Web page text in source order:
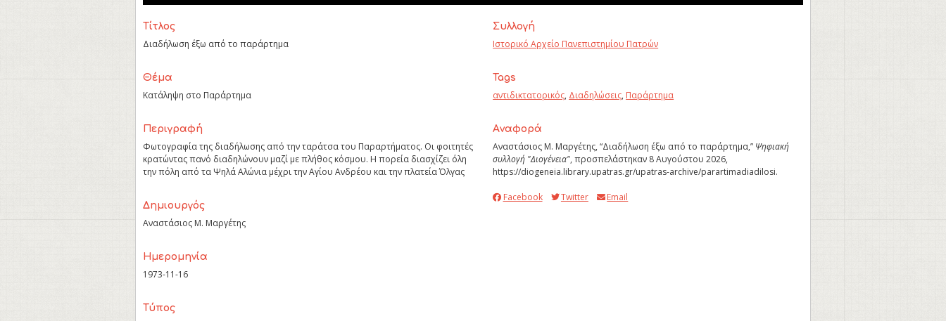
Τίτλος
Διαδήλωση έξω από το παράρτημα
Θέμα
Κατάληψη στο Παράρτημα
Περιγραφή
Φωτογραφία της διαδήλωσης από την ταράτσα του Παραρτήματος. Οι φοιτητές
κρατώντας πανό διαδηλώνουν μαζί με πλήθος κόσμου. Η πορεία διασχίζει όλη
την πόλη από τα Ψηλά Αλώνια μέχρι την Αγίου Ανδρέου και την πλατεία Όλγας
Δημιουργός
Αναστάσιος Μ. Μαργέτης
Ημερομηνία
1973-11-16
Τύπος
Συλλογή
Ιστορικό Αρχείο Πανεπιστημίου Πατρών
Tags
αντιδικτατορικός, Διαδηλώσεις, Παράρτημα
Aναφορά
Αναστάσιος Μ. Μαργέτης, “Διαδήλωση έξω από το παράρτημα,” Ψηφιακή
συλλογή "Διογένεια", προσπελάστηκαν 8 Αυγούστου 2026,
https://diogeneia.library.upatras.gr/upatras-archive/parartimadiadilosi.
Facebook Twitter Email